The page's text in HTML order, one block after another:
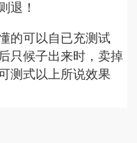
退！
的可以自已充测试
只候子出来时，卖掉
测式以上所说效果